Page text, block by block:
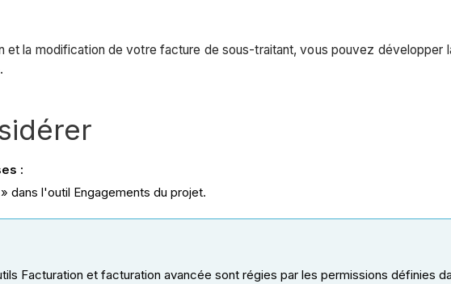
et la modification de votre facture de sous-traitant, vous pouvez
:
dans l'outil Engagements du projet.
Facturation et facturation avancée sont régies par les permissions définies